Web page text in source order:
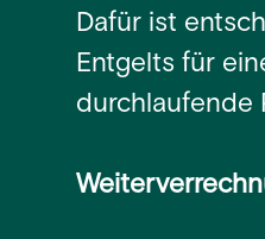
Dafür ist
Entgelts für
durchlaufende